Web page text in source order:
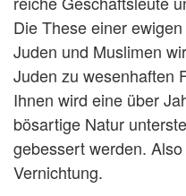
Die These einer
Juden und Muslimen
Juden zu wesenhaften
Ihnen wird eine über
bösartige Natur
gebessert werden.
Vernichtung.